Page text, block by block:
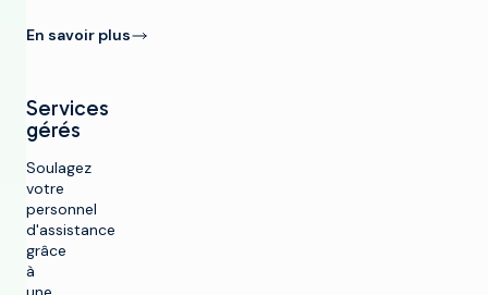
En savoir plus
Services
gérés
Soulagez
votre
personnel
d'assistance
grâce
à